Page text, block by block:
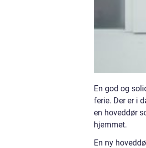
En god og
ferie. Der er i
en hoveddør
hjemmet.
En ny